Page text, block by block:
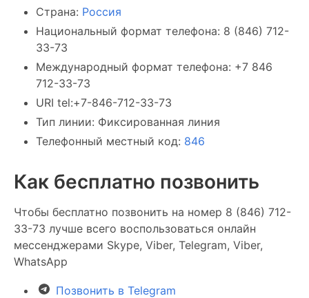
Страна: Россия
Национальный формат телефона: 8 (846) 712-
33-73
Международный формат телефона: +7 846
712-33-73
URI tel:+7-846-712-33-73
Тип линии: Фиксированная линия
Телефонный местный код: 846
Как бесплатно позвонить
Чтобы бесплатно позвонить на номер 8 (846) 712-
33-73 лучше всего воспользоваться онлайн
мессенджерами Skype, Viber, Telegram, Viber,
WhatsApp
Позвонить в Telegram